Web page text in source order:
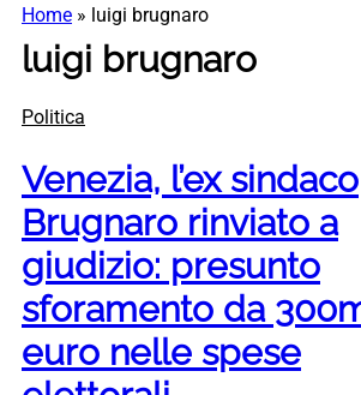
Home » luigi brugnaro
luigi brugnaro
Politica
Venezia, l’ex sindaco
Brugnaro rinviato a
giudizio: presunto
sforamento da
euro nelle spese